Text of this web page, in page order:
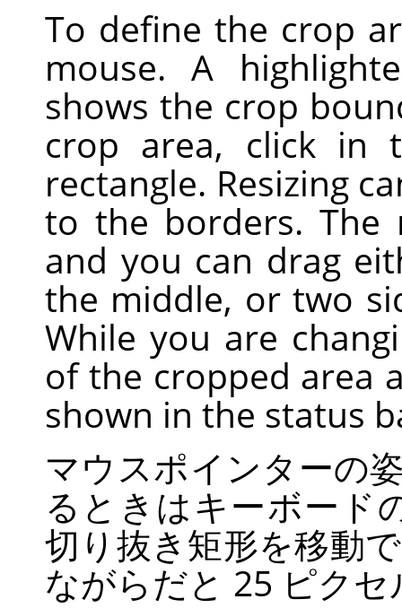
To define the crop
mouse. A
shows the crop
crop area, click in
rectangle. Resizing
to the borders. The
and you can drag
the middle, or two
While you are
of the cropped area
shown in the status
マウスポインターの
るときはキーボード
切り抜き矩形を移動
ながらだと 25 ピク